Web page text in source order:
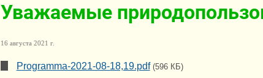
Уважаемые
16 августа 2021 г.
Programma-2021-08-18,19.pdf (596 КБ)